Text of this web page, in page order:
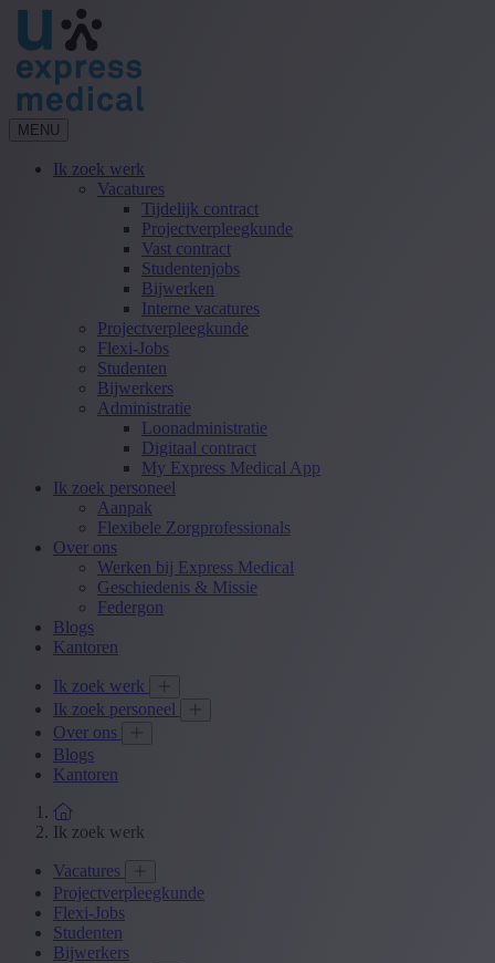
MENU
Ik zoek werk
Vacatures
Tijdelijk contract
Projectverpleegkunde
Vast contract
Studentenjobs
Bijwerken
Interne vacatures
Projectverpleegkunde
Flexi-Jobs
Studenten
Bijwerkers
Administratie
Loonadministratie
Digitaal contract
My Express Medical App
Ik zoek personeel
Aanpak
Flexibele Zorgprofessionals
Over ons
Werken bij Express Medical
Geschiedenis & Missie
Federgon
Blogs
Kantoren
Ik zoek werk
Ik zoek personeel
Over ons
Blogs
Kantoren
Ik zoek werk
Vacatures
Projectverpleegkunde
Flexi-Jobs
Studenten
Bijwerkers